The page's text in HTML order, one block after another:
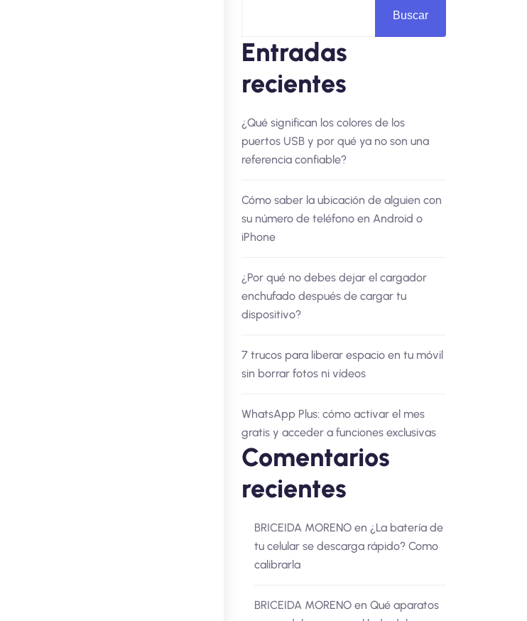
Buscar
Entradas
recientes
¿Qué significan los colores de los
puertos USB y por qué ya no son una
referencia confiable?
Cómo saber la ubicación de alguien con
su número de teléfono en Android o
iPhone
¿Por qué no debes dejar el cargador
enchufado después de cargar tu
dispositivo?
7 trucos para liberar espacio en tu móvil
sin borrar fotos ni vídeos
WhatsApp Plus: cómo activar el mes
gratis y acceder a funciones exclusivas
Comentarios
recientes
BRICEIDA MORENOen ¿La batería de
tu celular se descarga rápido? Como
calibrarla
BRICEIDA MORENOen Qué aparatos